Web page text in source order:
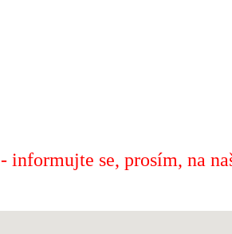
se, prosím, na